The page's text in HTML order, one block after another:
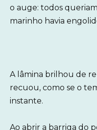
o auge: todos
marinho havia
A lâmina brilhou de
recuou, como se o
instante.
Ao abrir a barriga do